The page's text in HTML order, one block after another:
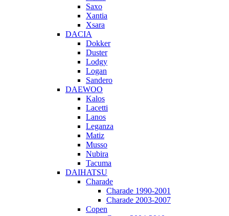
Saxo
Xantia
Xsara
DACIA
Dokker
Duster
Lodgy
Logan
Sandero
DAEWOO
Kalos
Lacetti
Lanos
Leganza
Matiz
Musso
Nubira
Tacuma
DAIHATSU
Charade
Charade 1990-2001
Charade 2003-2007
Copen